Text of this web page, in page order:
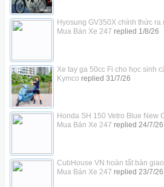
Hyosung GV350X chính thức ra
Mua Bán Xe 247 replied 1/8/26
Xe tay ga 50cc Fi cho học sinh
Kymco replied 31/7/26
Honda SH 150 Vetro Blue New
Mua Bán Xe 247 replied 24/7/26
CubHouse VN hoàn tất bàn
Mua Bán Xe 247 replied 23/7/26